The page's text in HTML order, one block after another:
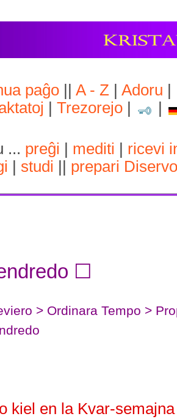
paĝo ||A - Z |Adoru
|Trezorejo
... preĝi mediti
ricevi
studi prepari
☐
> Ordinara Tempo >
kiel en la Kvar-